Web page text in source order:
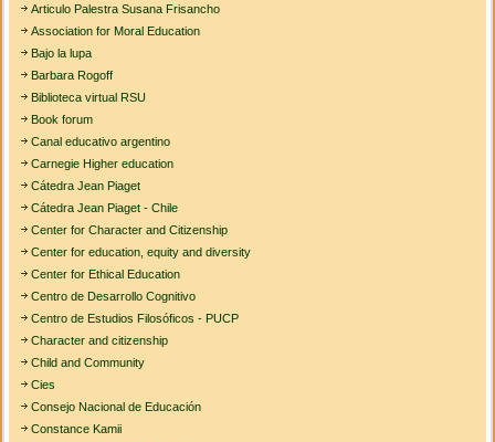
Articulo Palestra Susana Frisancho
Association for Moral Education
Bajo la lupa
Barbara Rogoff
Biblioteca virtual RSU
Book forum
Canal educativo argentino
Carnegie Higher education
Cátedra Jean Piaget
Cátedra Jean Piaget - Chile
Center for Character and Citizenship
Center for education, equity and diversity
Center for Ethical Education
Centro de Desarrollo Cognitivo
Centro de Estudios Filosóficos - PUCP
Character and citizenship
Child and Community
Cies
Consejo Nacional de Educación
Constance Kamii